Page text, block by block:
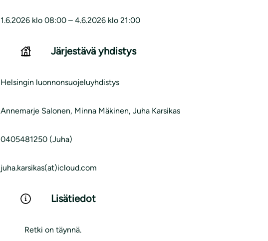
1.6.2026 klo 08:00 – 4.6.2026 klo 21:00
Järjestävä yhdistys
Helsingin luonnonsuojeluyhdistys
Annemarje Salonen, Minna Mäkinen, Juha Karsikas
0405481250 (Juha)
juha.karsikas(at)icloud.com
Lisätiedot
Retki on täynnä.